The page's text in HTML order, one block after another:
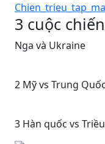
3 cuộc
Nga và Ukraine
2 Mỹ vs Trung Quốc
3 Hàn quốc vs